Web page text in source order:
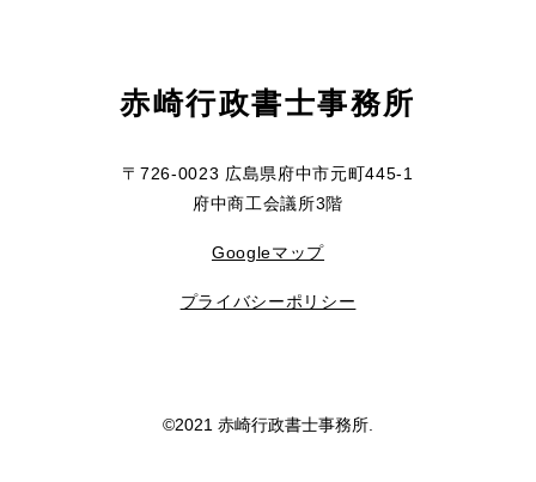
赤崎行政書士事務所
〒726-0023 広島県府中市元町445-1
府中商工会議所3階
Googleマップ
プライバシーポリシー
©2021 赤崎行政書士事務所.